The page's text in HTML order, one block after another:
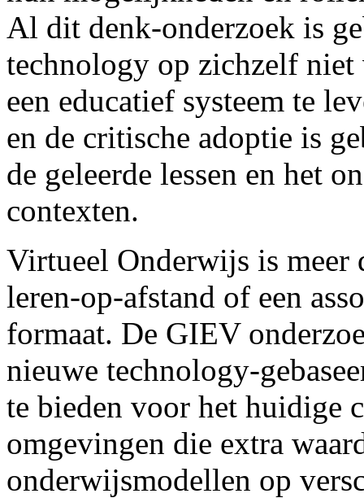
Al dit denk-onderzoek is
technology op zichzelf
een educatief systeem te
en de critische adoptie is
de geleerde lessen en het
contexten.
Virtueel Onderwijs is meer
leren-op-afstand of een
formaat. De GIEV
nieuwe technology-
te bieden voor het huidige
omgevingen die extra
onderwijsmodellen op